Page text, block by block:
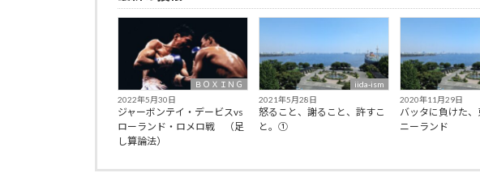
ＢＯＸＩＮＧ
2022年5月30日
ジャーボンテイ・デービスvs
ローランド・ロメロ戦 （足
し算論法）
iida-ism
2021年5月28日
怒ること、謝ること、許すこ
と。①
2020年11月29日
バッタに負けた
ニーランド